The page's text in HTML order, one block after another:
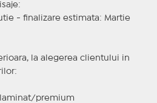
- finalizare estimata: Martie
la alegerea clientului in
laminat/premium